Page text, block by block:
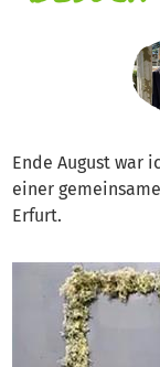
Ende August war
einer
Erfurt.